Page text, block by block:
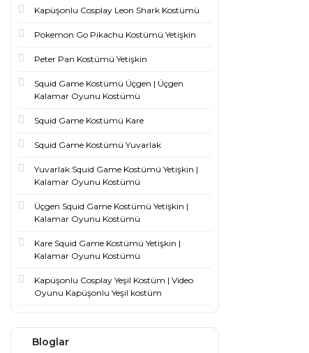
Kapüşonlu Cosplay Leon Shark Kostümü
Pokemon Go Pikachu Kostümü Yetişkin
Peter Pan Kostümü Yetişkin
Squid Game Kostümü Üçgen | Üçgen
Kalamar Oyunu Kostümü
Squid Game Kostümü Kare
Squid Game Kostümü Yuvarlak
Yuvarlak Squid Game Kostümü Yetişkin |
Kalamar Oyunu Kostümü
Üçgen Squid Game Kostümü Yetişkin |
Kalamar Oyunu Kostümü
Kare Squid Game Kostümü Yetişkin |
Kalamar Oyunu Kostümü
Kapüşonlu Cosplay Yeşil Kostüm | Video
Oyunu Kapüşonlu Yeşil kostüm
Bloglar